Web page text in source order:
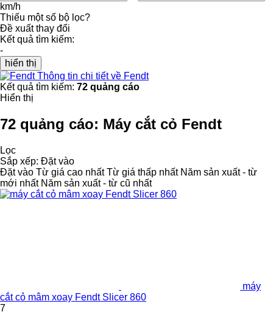
km/h
Thiếu một số bộ lọc?
Đề xuất thay đổi
Kết quả tìm kiếm:
-
hiển thị
Thông tin chi tiết về Fendt
Kết quả tìm kiếm: 72 quảng cáo
Hiển thị
72 quảng cáo: Máy cắt cỏ Fendt
Lọc
Sắp xếp: Đặt vào
Đặt vào Từ giá cao nhất Từ giá thấp nhất Năm sản xuất - từ
mới nhất Năm sản xuất - từ cũ nhất
máy
cắt cỏ mâm xoay Fendt Slicer 860
7